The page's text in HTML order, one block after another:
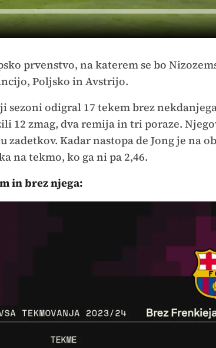
prvenstvo, na katerem se bo
Poljsko in Avstrijo.
odigral 17 tekem brez
12 zmag, dva remija in tri poraze.
Kadar nastopa de Jong je na
na tekmo, ko ga ni pa 2,46.
in brez njega: